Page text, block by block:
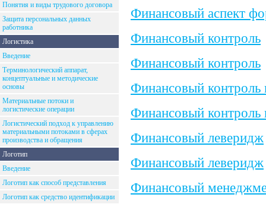
Понятия и виды трудового договора
Защита персональных данных
работника
Логистика
Введение
Терминологический аппарат,
концептуальные и методические
основы
Материальные потоки и
логистические операции
Логистический подход к управлению
материальными потоками в сферах
производства и обращения
Логотип
Введение
Логотип как способ представления
Логотип как средство идентификации
Финансовый аспект
Финансовый контроль
Финансовый контроль
Финансовый контроль
Финансовый контроль
Финансовый леверидж
Финансовый леверидж
Финансовый